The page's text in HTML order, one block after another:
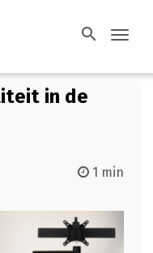
search
in de
1 min